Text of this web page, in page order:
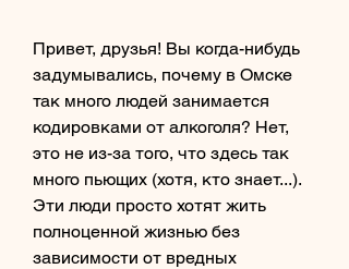
Привет, друзья! Вы когда-нибудь
задумывались, почему в Омске
так много людей занимается
кодировками от алкоголя? Нет,
это не из-за того, что здесь так
много пьющих (хотя, кто знает...).
Эти люди просто хотят жить
полноценной жизнью без
зависимости от вредных